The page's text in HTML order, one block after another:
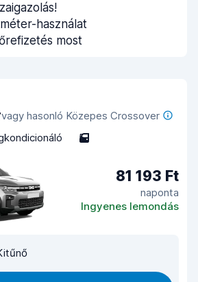
használat
most
vagy hasonló Közepes Crossover
5
81 193 Ft
naponta
Ingyenes lemondás